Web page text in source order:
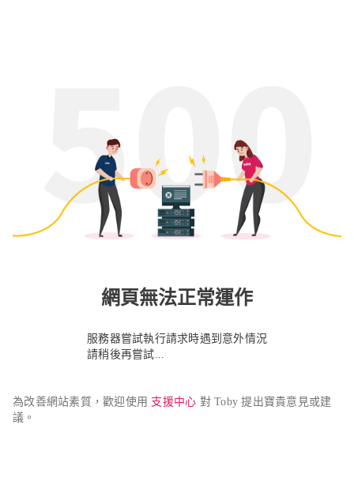
網頁無法正常運作
服務器嘗試執行請求時遇到意外情況
請稍後再嘗試...
為改善網站素質，歡迎使用 支援中心 對 Toby 提出寶貴意見或建
議。